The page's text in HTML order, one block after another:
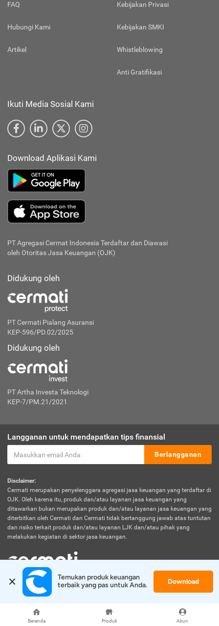
Beranda Produk Akun
FAQ
Hubungi Kami
Artikel
Kebijakan Privasi
Kebijakan SMKI
Whistleblowing
Anti Gratifikasi
Ikuti Media Sosial Kami
Download Aplikasi Kami
PT Agregasi Cermat Indonesia Terdaftar dan Diawasi
oleh Otoritas Jasa Keuangan (OJK)
Didukung oleh
PT Cermati Pialang Asuransi
KEP-596/PD.02/2025
Didukung oleh
PT Artha Investa Teknologi
KEP-7/PM.21/2021
Langganan untuk mendapatkan tips finansial
Berlangganan
Disclaimer:
Cermati merupakan penyelenggara agregasi jasa keuangan yang terdaftar di
OJK. Oleh karena itu, produk dan/atau layanan jasa keuangan yang
ditawarkan bukan merupakan produk dan/atau layanan jasa keuangan yang
diterbitkan oleh Cermati dan Cermati tidak bertanggung jawab atas tuntutan
dan risiko terkait produk dan/atau layanan LJK dan/atau pihak yang
melakukan kegiatan di sektor jasa keuangan.
© 2026 Cermati. All Rights Reserved.
Temukan produk keuangan
terbaik yang pas untuk Anda.
Download